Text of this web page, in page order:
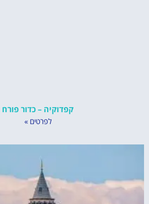
קפדוקיה – כדור פורח
לפרטים »